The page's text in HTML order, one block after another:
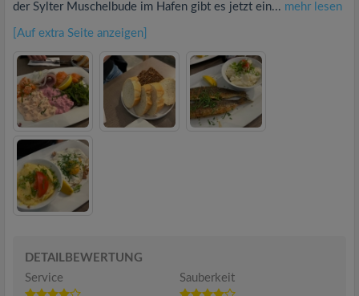
der Sylter Muschelbude im Hafen gibt es jetzt ein... mehr lesen
[Auf extra Seite anzeigen]
DETAILBEWERTUNG
Service
Sauberkeit